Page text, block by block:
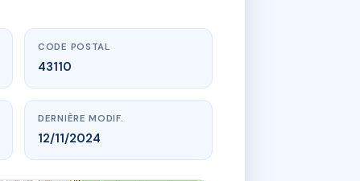
CODE POSTAL
43110
DERNIÈRE MODIF.
12/11/2024